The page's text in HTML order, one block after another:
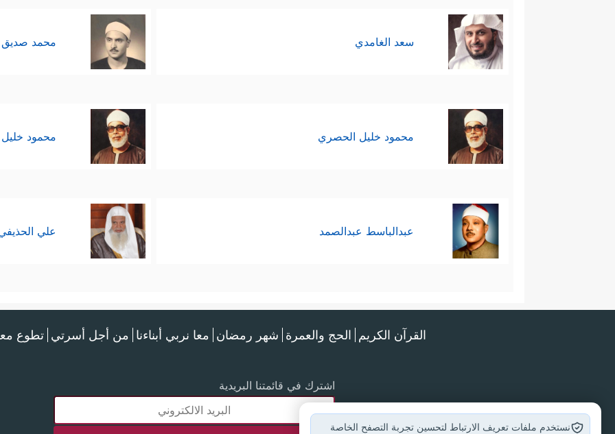
سعد الغامدي محمد صديق
محمود خليل الحصري محمود
عبدالباسط عبدالصمد علي
القرآن الكريم الحج والعمرة شهر رمضان معا نربي أبناءنا من أجل أسرتي تطوع
اشترك في قائمتنا البريدية
نستخدم ملفات تعريف الارتباط لتحسين تجربة التصفح الخاصة